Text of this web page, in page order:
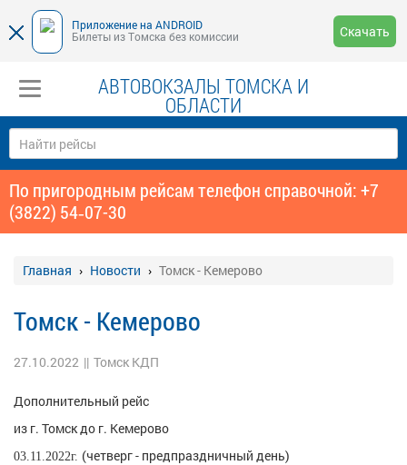
Приложение на ANDROID
Билеты из Томска без комиссии
Скачать
АВТОВОКЗАЛЫ ТОМСКА И
ОБЛАСТИ
По пригородным рейсам телефон справочной: +7
(3822) 54‑07-30
Главная Новости Томск - Кемерово
Томск - Кемерово
27.10.2022 || Томск КДП
Дополнительный рейс
из г. Томск до г. Кемерово
03.11.2022г. (четверг - предпраздничный день)